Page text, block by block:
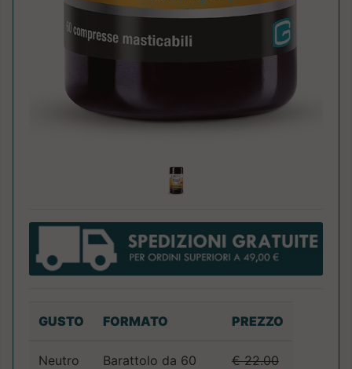
GUSTO FORMATO PREZZO
Neutro
Barattolo da 60
€ 22.00